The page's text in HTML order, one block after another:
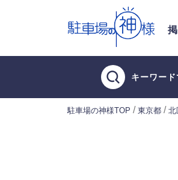
キーワー
駐車場の神様TOP / 東京都 / 北